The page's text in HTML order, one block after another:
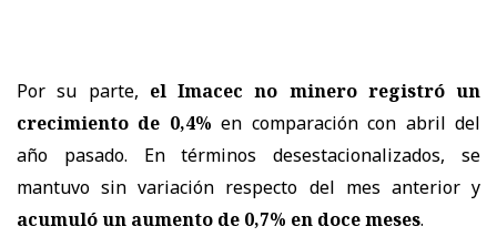
Por su parte, el Imacec no minero registró un
crecimiento de 0,4% en comparación con abril del
año pasado. En términos desestacionalizados, se
mantuvo sin variación respecto del mes anterior y
acumuló un aumento de 0,7% en doce meses.